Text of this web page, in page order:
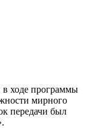
в ходе программы
мирного
передачи был